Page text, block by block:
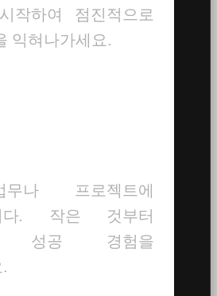
작하여 점진적으로
익혀나가세요.
나 프로젝트에
다. 작은 것부터
성공 경험을